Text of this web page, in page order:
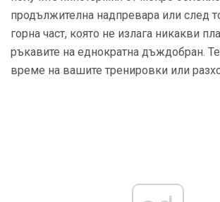
продължителна надпревара или след
горна част, която не излага никакви
ръкавите на еднократна дъждобран.
време на вашите тренировки или